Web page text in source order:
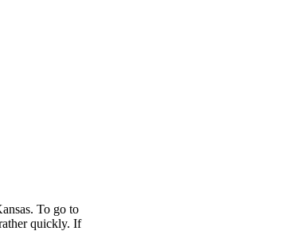
To go to
quickly. If